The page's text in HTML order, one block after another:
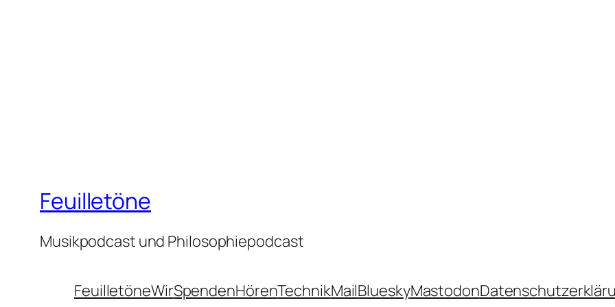
Feuilletöne
Musikpodcast und Philosophiepodcast
FeuilletöneWirSpendenHörenTechnikMailBlueskyMastodon